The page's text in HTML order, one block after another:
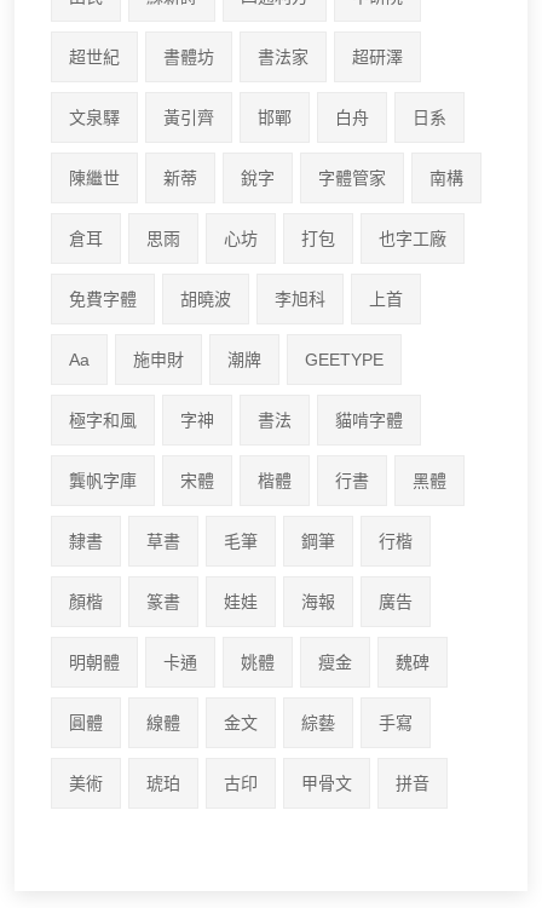
超世紀 書體坊 書法家 超研澤
文泉驛 黃引齊 邯鄲 白舟 日系
陳繼世 新蒂 銳字 字體管家 南構
倉耳 思雨 心坊 打包 也字工廠
免費字體 胡曉波 李旭科 上首
Aa 施申財 潮牌 GEETYPE
極字和風 字神 書法 貓啃字體
龔帆字庫 宋體 楷體 行書 黑體
隸書 草書 毛筆 鋼筆 行楷
顏楷 篆書 娃娃 海報 廣告
明朝體 卡通 姚體 瘦金 魏碑
圓體 線體 金文 綜藝 手寫
美術 琥珀 古印 甲骨文 拼音